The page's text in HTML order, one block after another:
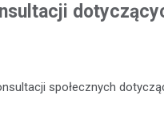
społecznych